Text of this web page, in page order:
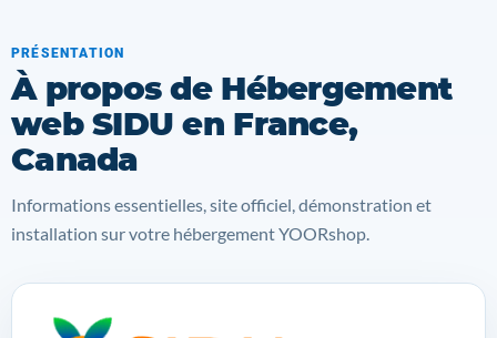
PRÉSENTATION
À propos de Hébergement
web SIDU en France,
Canada
Informations essentielles, site officiel, démonstration et
installation sur votre hébergement YOORshop.